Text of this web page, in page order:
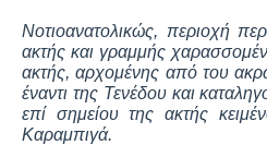
Νοτιοανατολικώς, περιοχή
ακτής και γραμμής
ακτής, αρχομένης από του
έναντι της Τενέδου και
επί σημείου της ακτής
Καραμπιγά.